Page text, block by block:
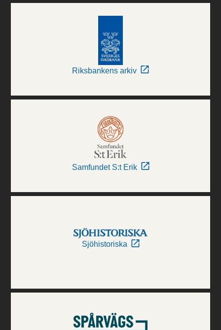
Riksbankens arkiv
Samfundet S:t Erik
Sjöhistoriska